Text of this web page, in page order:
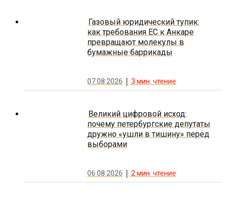
Газовый юридический тупик:
как требования ЕС к Анкаре
превращают молекулы в
бумажные баррикады
07.08.2026 3 мин. чтение
Великий цифровой исход:
почему петербургские депутаты
дружно «ушли в тишину» перед
выборами
06.08.2026 2мин. чтение